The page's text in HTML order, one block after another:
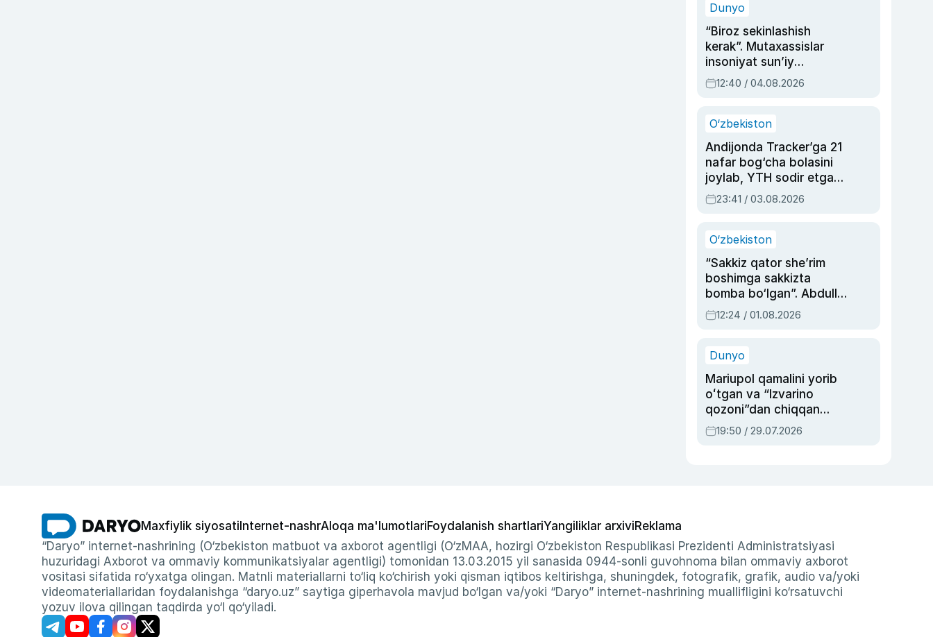
Dunyo
“Biroz sekinlashish
kerak”. Mutaxassislar
insoniyat sun’iy
intellektni boshqara
olmay qolishidan xavotir
12:40 / 04.08.2026
O‘zbekiston
Andijonda Tracker’ga 21
nafar bog‘cha bolasini
joylab, YTH sodir etgan
ayolga sud hukmi o‘qildi
23:41 / 03.08.2026
O‘zbekiston
“Sakkiz qator she’rim
boshimga sakkizta
bomba bo‘lgan”. Abdulla
Oripovni siyosiy
ayblovlardan asrab
12:24 / 01.08.2026
Dunyo
Mariupol qamalini yorib
oʻtgan va “Izvarino
qozoni”dan chiqqan
qahramon — Ukraina
armiyasi bosh
19:50 / 29.07.2026
Maxfiylik siyosati Internet-nashrAloqa ma'lumotlariFoydalanish shartlariYangiliklar arxiviReklama
“Daryo” internet-nashrining (O‘zbekiston matbuot va axborot agentligi (O‘zMAA, hozirgi O‘zbekiston Respublikasi Prezidenti Administratsiyasi
huzuridagi Axborot va ommaviy kommunikatsiyalar agentligi) tomonidan 13.03.2015 yil sanasida 0944-sonli guvohnoma bilan ommaviy axborot
vositasi sifatida ro‘yxatga olingan. Matnli materiallarni to‘liq ko‘chirish yoki qisman iqtibos keltirishga, shuningdek, fotografik, grafik, audio va/yoki
videomateriallaridan foydalanishga “daryo.uz” saytiga giperhavola mavjud bo‘lgan va/yoki “Daryo” internet-nashrining muallifligini ko‘rsatuvchi
yozuv ilova qilingan taqdirda yo‘l qo‘yiladi.